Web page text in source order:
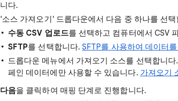
니다.
'소스 가져오기' 드롭다운에서 다음 중 하나를 선택
수동 CSV 업로드를 선택하고 컴퓨터에서 CSV
SFTP를 선택합니다.SFTP를 사용하여 데이터
드롭다운 메뉴에서 가져오기 소스를 선택합니
페인 데이터에만 사용할 수 있습니다. 가져오기
다음을 클릭하여 매핑 단계로 진행합니다.